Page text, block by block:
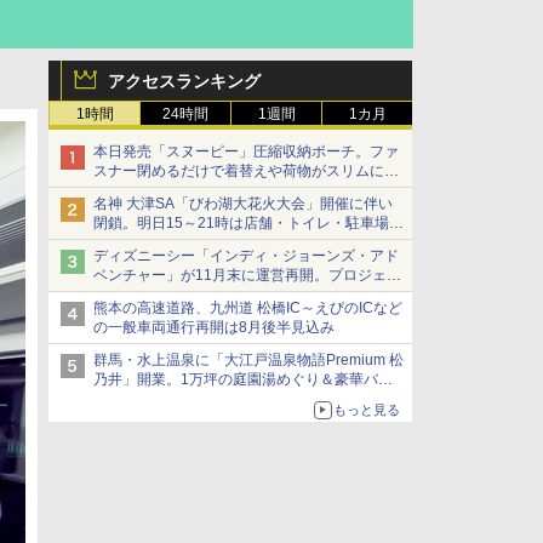
アクセスランキング
1時間 24時間 1週間 1カ月
本日発売「スヌーピー」圧縮収納ポーチ。ファ
スナー閉めるだけで着替えや荷物がスリムにま
とまる
名神 大津SA「びわ湖大花火大会」開催に伴い
閉鎖。明日15～21時は店舗・トイレ・駐車場の
利用不可
ディズニーシー「インディ・ジョーンズ・アド
ベンチャー」が11月末に運営再開。プロジェク
ションマッピングを追加、DPAは1500円
熊本の高速道路、九州道 松橋IC～えびのICなど
の一般車両通行再開は8月後半見込み
群馬・水上温泉に「大江戸温泉物語Premium 松
乃井」開業。1万坪の庭園湯めぐり＆豪華バイ
もっと見る